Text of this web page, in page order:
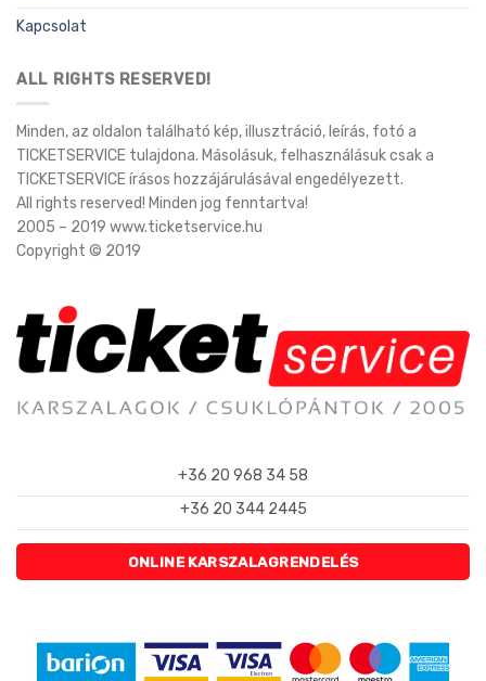
Kapcsolat
ALL RIGHTS RESERVED!
Minden, az oldalon található kép, illusztráció, leírás, fotó a
TICKETSERVICE tulajdona. Másolásuk, felhasználásuk csak a
TICKETSERVICE írásos hozzájárulásával engedélyezett.
All rights reserved! Minden jog fenntartva!
2005 – 2019 www.ticketservice.hu
Copyright © 2019
+36 20 968 34 58
+36 20 344 2445
ONLINE KARSZALAGRENDELÉS